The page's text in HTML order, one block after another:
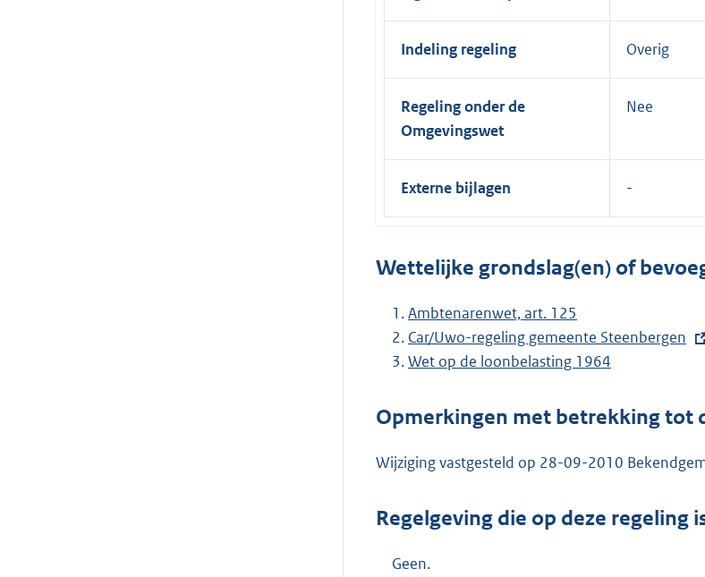
Indeling regeling Overig
Regeling onder de
Omgevingswet
Nee
Externe bijlagen
Wettelijke grondslag(en) of
Ambtenarenwet, art. 125
E
x
e
n
i
Car/Uwo-regeling gemeente Steenbergen
Wet op de loonbelasting 1964
Opmerkingen met betrekking tot
Wijziging vastgesteld op 28-09-2010
Regelgeving die op deze regeling
Geen.